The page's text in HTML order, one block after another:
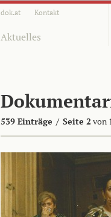
dok.at Kontakt
Aktuelles
539 Einträge / Seite 2 von